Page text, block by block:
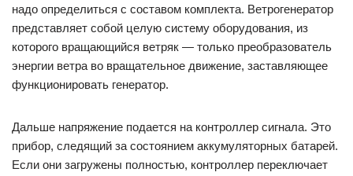
надо определиться с составом комплекта. Ветрогенератор
представляет собой целую систему оборудования, из
которого вращающийся ветряк — только преобразователь
энергии ветра во вращательное движение, заставляющее
функционировать генератор.
Дальше напряжение подается на контроллер сигнала. Это
прибор, следящий за состоянием аккумуляторных батарей.
Если они загружены полностью, контроллер переключает